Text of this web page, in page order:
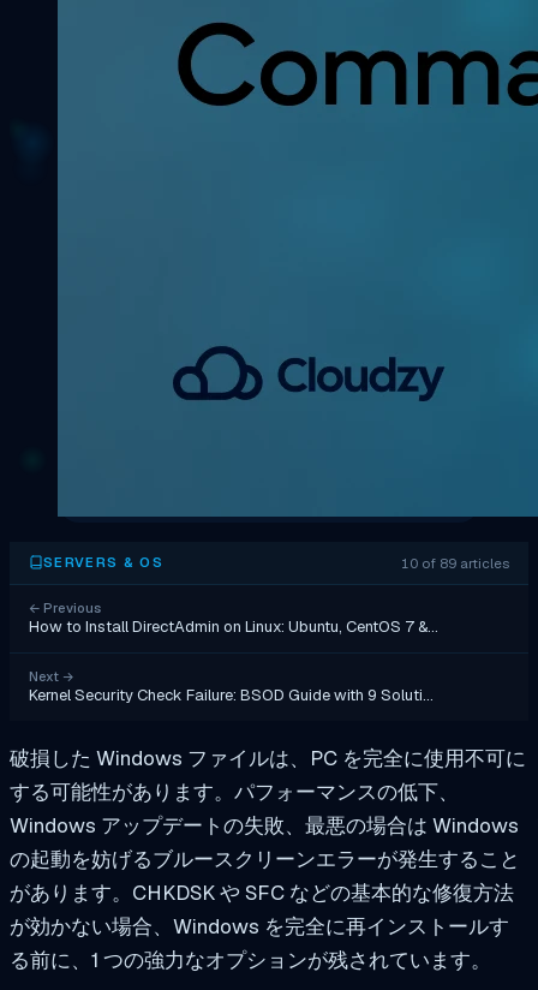
SERVERS & OS 10 of 89 articles
← Previous
How to Install DirectAdmin on Linux: Ubuntu, CentOS 7 &…
Next →
Kernel Security Check Failure: BSOD Guide with 9 Soluti…
破損した Windows ファイルは、PC を完全に使用不可に
する可能性があります。パフォーマンスの低下、
Windows アップデートの失敗、最悪の場合は Windows
の起動を妨げるブルースクリーンエラーが発生すること
があります。CHKDSK や SFC などの基本的な修復方法
が効かない場合、Windows を完全に再インストールす
る前に、1 つの強力なオプションが残されています。